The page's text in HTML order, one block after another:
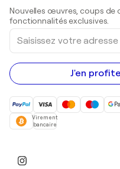
Peintures acryliques
Nouvelles œuvres, coups de
fonctionnalités exclusives.
Saisissez
votre
adresse
e-
mail
J'en
Virement
bancaire